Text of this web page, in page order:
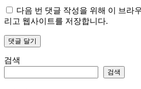
다음 번 댓글 작성을 위해 이 브라
리고 웹사이트를 저장합니다.
검색
검색